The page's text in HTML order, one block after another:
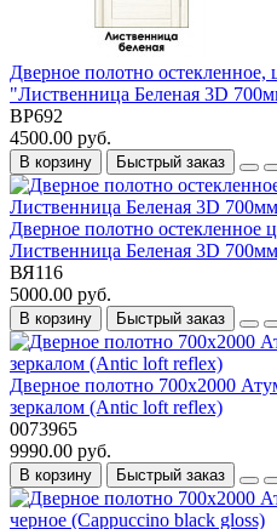
Дверное полотно
"Лиственница Беленая 3D
ВР692
4500.00 руб.
В корзину Быстрый заказ
Дверное полотно остекленное
Лиственница Беленая 3D
ВЯ116
5000.00 руб.
В корзину Быстрый заказ
Дверное полотно 700x2000
зеркалом (Antic loft reflex)
0073965
9990.00 руб.
В корзину Быстрый заказ